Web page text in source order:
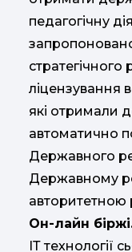
педагогічну
стратегічного
ліцензування
які отримали
автоматично
Державного
Державному
авторитетною
Он-лайн
ІТ технології